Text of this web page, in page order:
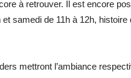
à retrouver. Il est encore
samedi de 11h à 12h,
mettront l’ambiance